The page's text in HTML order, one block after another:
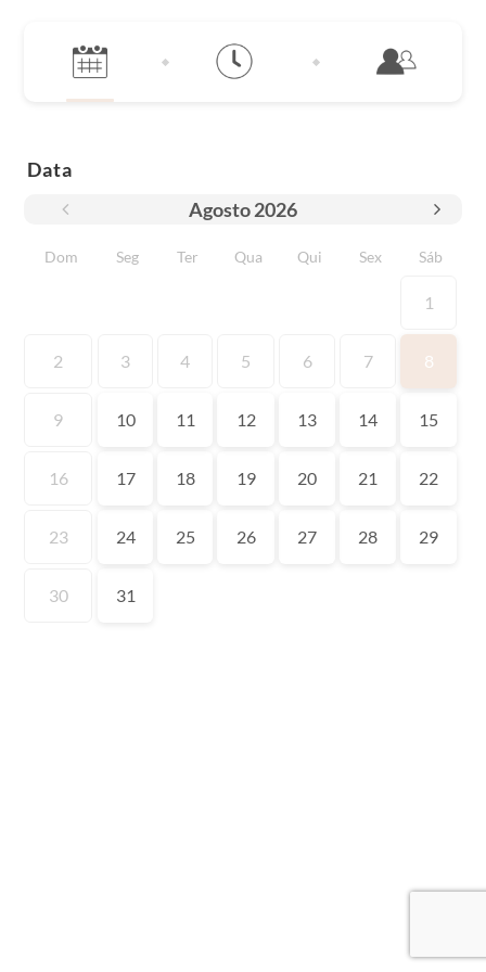
Data
Agosto2026
Dom Seg Ter Qua Qui Sex Sáb
1
2 3 4 5 6 7 8
9 10 11 12 13 14 15
16 17 18 19 20 21 22
23 24 25 26 27 28 29
30 31